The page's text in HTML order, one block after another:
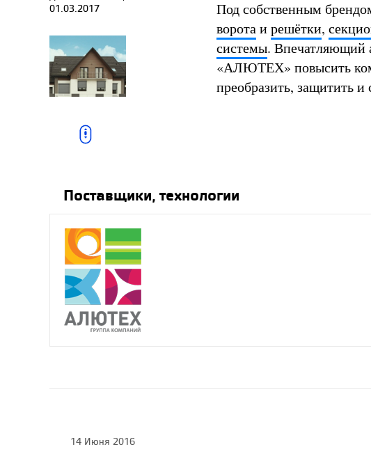
01.03.2017
«Горячее»
предложение для
морозной зимы –
Роллеты
эксклюзивного цвета
или система
блокировки? Выберите
Под собственным
воротаирешётки,
системы. Впечатляющий
«АЛЮТЕХ» повысить
преобразить, защитить
Поставщики, технологии
14 Июня 2016